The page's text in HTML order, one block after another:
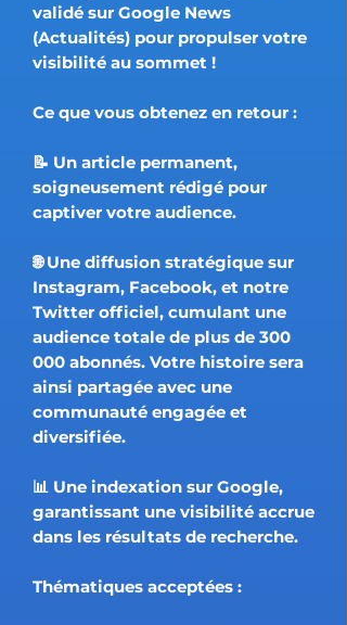
validé sur Google News
(Actualités) pour propulser votre
visibilité au sommet !
Ce que vous obtenez en retour :
📝 Un article permanent,
soigneusement rédigé pour
captiver votre audience.
🌐 Une diffusion stratégique sur
Instagram, Facebook, et notre
Twitter officiel, cumulant une
audience totale de plus de 300
000 abonnés. Votre histoire sera
ainsi partagée avec une
communauté engagée et
diversifiée.
📊 Une indexation sur Google,
garantissant une visibilité accrue
dans les résultats de recherche.
Thématiques acceptées :